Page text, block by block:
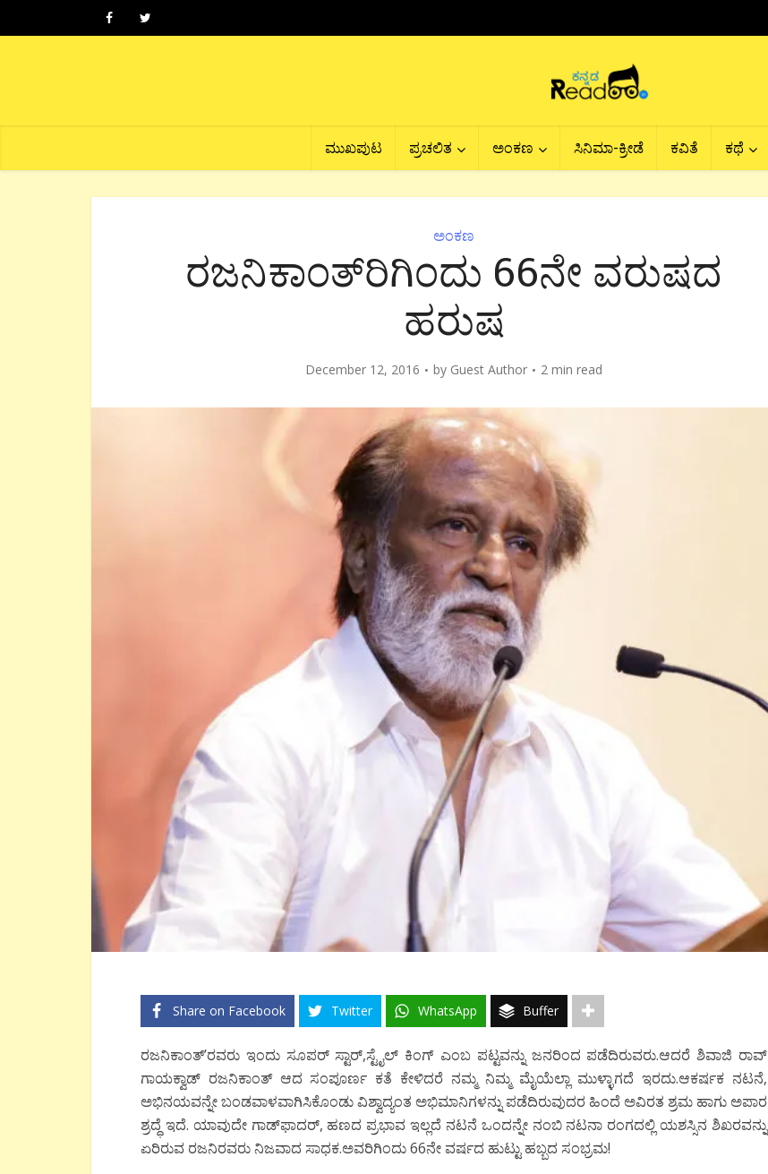
ಮುಖಪುಟ ಪ್ರಚಲಿತ ಅಂಕಣ ಸಿನಿಮಾ-ಕ್ರೀಡೆ ಕವಿತೆ ಕಥೆ
ಅಂಕಣ
ರಜನಿಕಾಂತ್‍ರಿಗಿಂದು 66ನೇ ವರುಷದ
ಹರುಷ
December 12, 2016 by Guest Author 2 min read
Share on Facebook Twitter WhatsApp Buffer
ರಜನಿಕಾಂತ್’ರವರು ಇಂದು ಸೂಪರ್ ಸ್ಟಾರ್,ಸ್ಟೈಲ್ ಕಿಂಗ್ ಎಂಬ ಪಟ್ಟವನ್ನು ಜನರಿಂದ ಪಡೆದಿರುವರು.ಆದರೆ ಶಿವಾಜಿ ರಾವ್
ಗಾಯಕ್ವಾಡ್ ರಜನಿಕಾಂತ್ ಆದ ಸಂಪೂರ್ಣ ಕತೆ ಕೇಳಿದರೆ ನಮ್ಮ ನಿಮ್ಮ ಮೈಯೆಲ್ಲಾ ಮುಳ್ಳಾಗದೆ ಇರದು.ಆಕರ್ಷಕ ನಟನೆ,
ಅಭಿನಯವನ್ನೇ ಬಂಡವಾಳವಾಗಿಸಿಕೊಂಡು ವಿಶ್ವಾದ್ಯಂತ ಅಭಿಮಾನಿಗಳನ್ನು ಪಡೆದಿರುವುದರ ಹಿಂದೆ ಅವಿರತ ಶ್ರಮ ಹಾಗು ಅಪಾರ
ಶ್ರದ್ಧೆ ಇದೆ. ಯಾವುದೇ ಗಾಡ್‍ಫಾದರ್, ಹಣದ ಪ್ರಭಾವ ಇಲ್ಲದೆ ನಟನೆ ಒಂದನ್ನೇ ನಂಬಿ ನಟನಾ ರಂಗದಲ್ಲಿ ಯಶಸ್ಸಿನ ಶಿಖರವನ್ನು
ಏರಿರುವ ರಜನಿರವರು ನಿಜವಾದ ಸಾಧಕ.ಅವರಿಗಿಂದು 66ನೇ ವರ್ಷದ ಹುಟ್ಟು ಹಬ್ಬದ ಸಂಭ್ರಮ!